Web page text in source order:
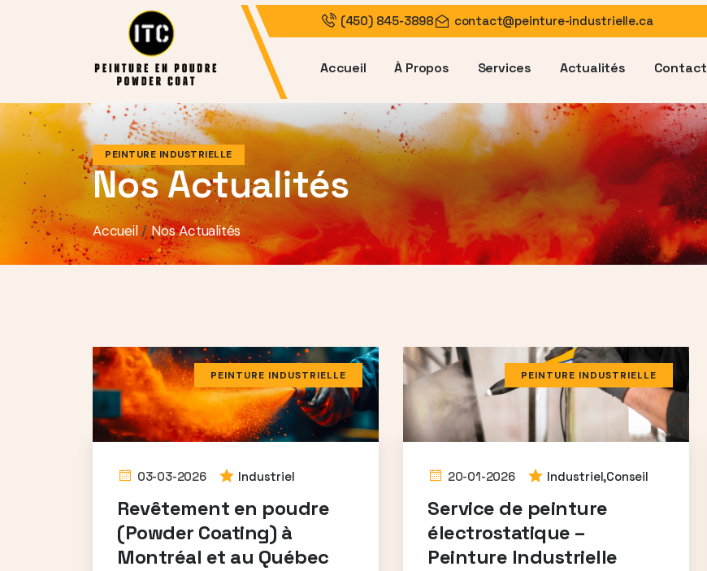
(450) 845-3898 contact@peinture-industrielle.ca
Accueil À Propos Services Actualités Contact
PEINTURE INDUSTRIELLE
Nos Actualités
Accueil/ Nos Actualités
PEINTURE INDUSTRIELLE
03-03-2026 Industriel
Revêtement en poudre
(Powder Coating) à
Montréal et au Québec
PEINTURE INDUSTRIELLE
20-01-2026 Industriel,Conseil
Service de peinture
électrostatique –
Peinture Industrielle